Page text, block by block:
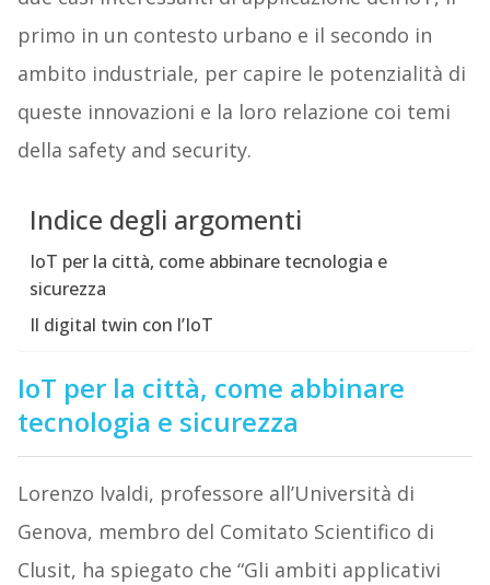
primo in un contesto urbano e il secondo in
ambito industriale, per capire le potenzialità di
queste innovazioni e la loro relazione coi temi
della safety and security.
Indice degli argomenti
IoT per la città, come abbinare tecnologia e
sicurezza
Il digital twin con l’IoT
IoT per la città, come abbinare
tecnologia e sicurezza
Lorenzo Ivaldi, professore all’Università di
Genova, membro del Comitato Scientifico di
Clusit, ha spiegato che “Gli ambiti applicativi